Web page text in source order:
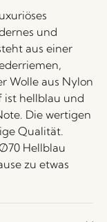
und
aus einer
Wolle aus Nylon
ist hellblau und
Die wertigen
Qualität.
Hellblau
zu etwas